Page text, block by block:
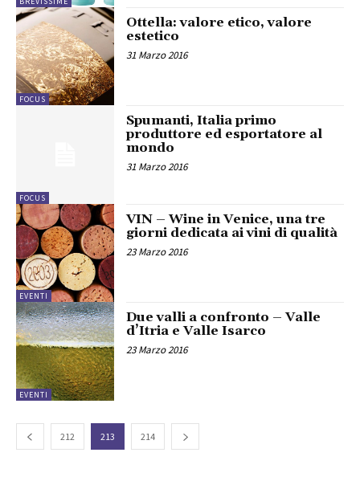
FOCUS
Ottella: valore etico, valore
estetico
31 Marzo 2016
FOCUS
Spumanti, Italia primo
produttore ed esportatore al
mondo
31 Marzo 2016
EVENTI
VIN – Wine in Venice, una tre
giorni dedicata ai vini di qualità
23 Marzo 2016
EVENTI
Due valli a confronto – Valle
d’Itria e Valle Isarco
23 Marzo 2016
212 213 214